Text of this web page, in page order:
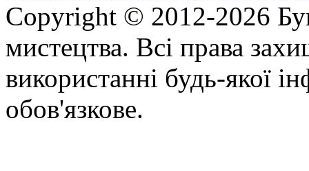
Copyright © 2012-2026
мистецтва. Всі права
використанні будь-якої
обов'язкове.